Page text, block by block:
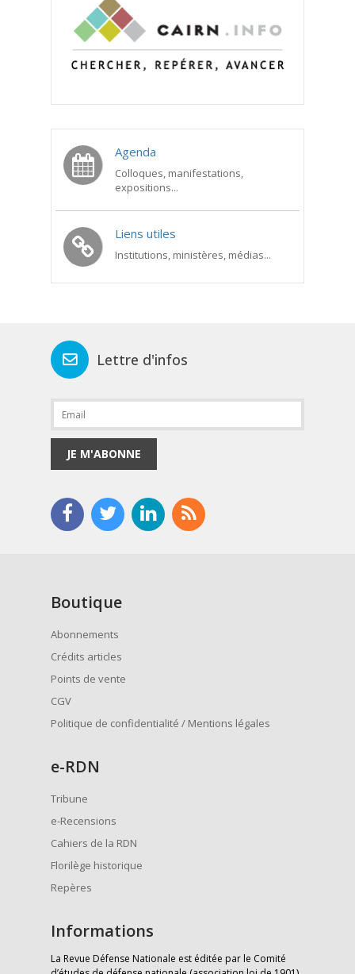
Agenda
Colloques, manifestations,
expositions...
Liens utiles
Institutions, ministères, médias...
Lettre d'infos
JE M'ABONNE
Boutique
Abonnements
Crédits articles
Points de vente
CGV
Politique de confidentialité / Mentions légales
e-RDN
Tribune
e-Recensions
Cahiers de la RDN
Florilège historique
Repères
Informations
La Revue Défense Nationale est éditée par le Comité